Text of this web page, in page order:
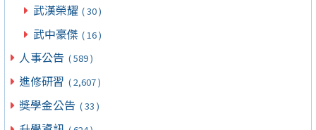
武漢榮耀 ( 30 )
武中豪傑 ( 16 )
人事公告 ( 589 )
進修研習 ( 2,607 )
獎學金公告 ( 33 )